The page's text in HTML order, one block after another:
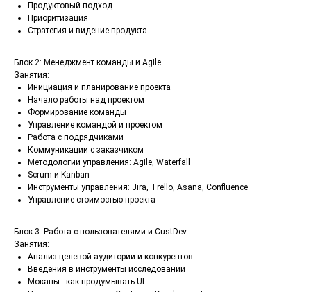
Продуктовый подход
Приоритизация
Стратегия и видение продукта
Блок 2: Менеджмент команды и Agile
Занятия:
Инициация и планирование проекта
Начало работы над проектом
Формирование команды
Управление командой и проектом
Работа с подрядчиками
Коммуникации с заказчиком
Методологии управления: Agile, Waterfall
Scrum и Kanban
Инструменты управления: Jira, Trello, Asana, Confluence
Управление стоимостью проекта
Блок 3: Работа с пользователями и CustDev
Занятия:
Анализ целевой аудитории и конкурентов
Введения в инструменты исследований
Мокапы - как продумывать UI